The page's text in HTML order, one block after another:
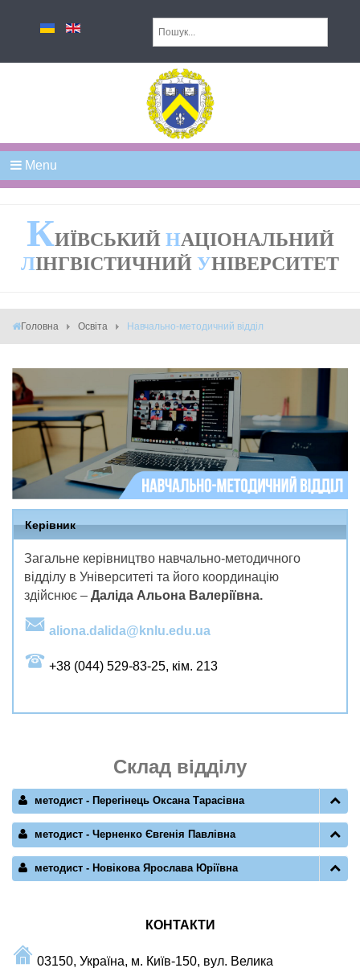
Menu
КИЇВСЬКИЙ НАЦІОНАЛЬНИЙ
ЛІНГВІСТИЧНИЙ УНІВЕРСИТЕТ
Головна Освіта Навчально-методичний відділ
Керівник
Загальне керівництво навчально-методичного
відділу в Університеті та його координацію
здійснює – Даліда Альона Валеріївна.
aliona.dalida@knlu.edu.ua
+38 (044) 529-83-25, кім. 213
Склад відділу
методист - Перегінець Оксана Тарасівна
методист - Черненко Євгенія Павлівна
методист - Новікова Ярослава Юріївна
КОНТАКТИ
03150, Україна, м. Київ-150, вул. Велика